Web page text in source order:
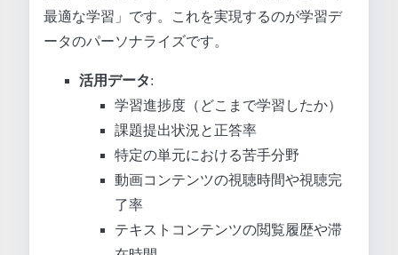
最適な学習」です。これを実現するのが学習デ
ータのパーソナライズです。
活用データ:
学習進捗度（どこまで学習したか）
課題提出状況と正答率
特定の単元における苦手分野
動画コンテンツの視聴時間や視聴完
了率
テキストコンテンツの閲覧履歴や滞